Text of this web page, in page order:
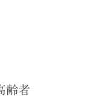
齢者